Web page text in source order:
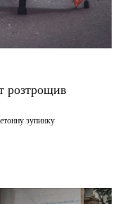
розтрощив
зупинку